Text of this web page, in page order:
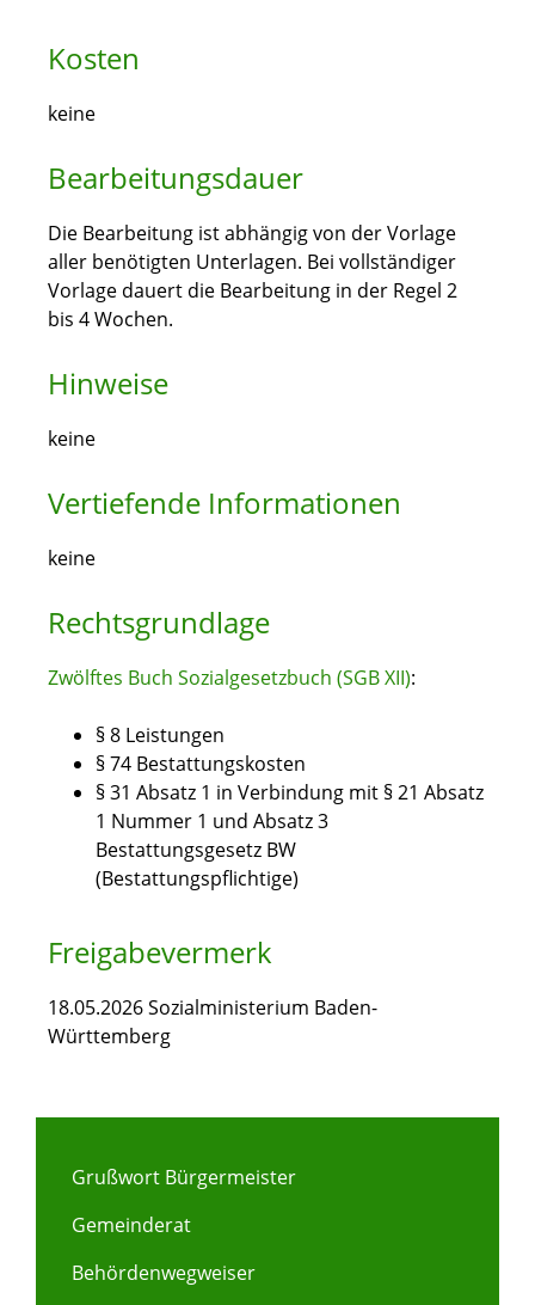
Kosten
keine
Bearbeitungsdauer
Die Bearbeitung ist abhängig von der Vorlage
aller benötigten Unterlagen. Bei vollständiger
Vorlage dauert die Bearbeitung in der Regel 2
bis 4 Wochen.
Hinweise
keine
Vertiefende Informationen
keine
Rechtsgrundlage
Zwölftes Buch Sozialgesetzbuch (SGB XII):
§ 8 Leistungen
§ 74 Bestattungskosten
§ 31 Absatz 1 in Verbindung mit § 21 Absatz
1 Nummer 1 und Absatz 3
Bestattungsgesetz BW
(Bestattungspflichtige)
Freigabevermerk
18.05.2026Sozialministerium Baden-
Württemberg
Grußwort Bürgermeister
Gemeinderat
Behördenwegweiser